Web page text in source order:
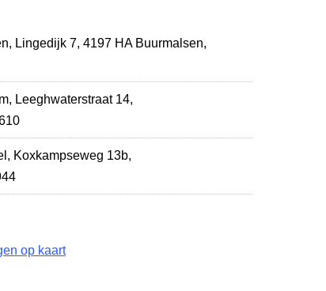
Lingedijk 7, 4197 HA Buurmalsen,
Leeghwaterstraat 14,
Koxkampseweg 13b,
op kaart